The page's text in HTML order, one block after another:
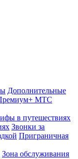
Дополнительные
МТС
в путешествиях
Звонки за
Приграничная
Зона обслуживания